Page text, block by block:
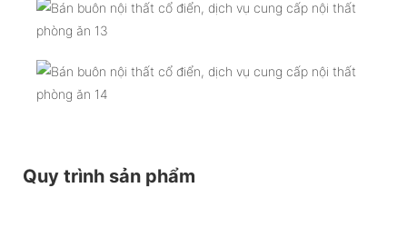
Quy trình sản phẩm